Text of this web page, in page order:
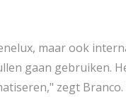
maar ook
gaan gebruiken.
zegt